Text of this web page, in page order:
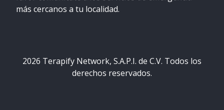
más cercanos a tu localidad.
2026 Terapify Network, S.A.P.I. de C.V. Todos los
derechos reservados.